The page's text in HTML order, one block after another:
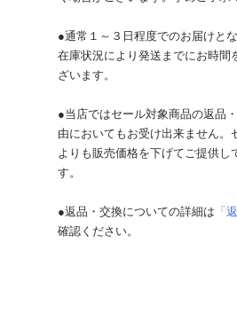
●通常１～３日程度でのお届けと
在庫状況により発送までにお時間
ざいます。
●当店ではセール対象商品の返品
由においてもお受け出来ません。
よりも販売価格を下げてご提供し
す。
●返品・交換についての詳細は 「
確認ください。